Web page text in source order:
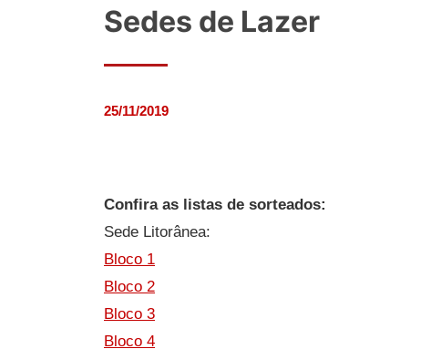
Sedes de Lazer
25/11/2019
Confira as listas de sorteados:
Sede Litorânea:
Bloco 1
Bloco 2
Bloco 3
Bloco 4